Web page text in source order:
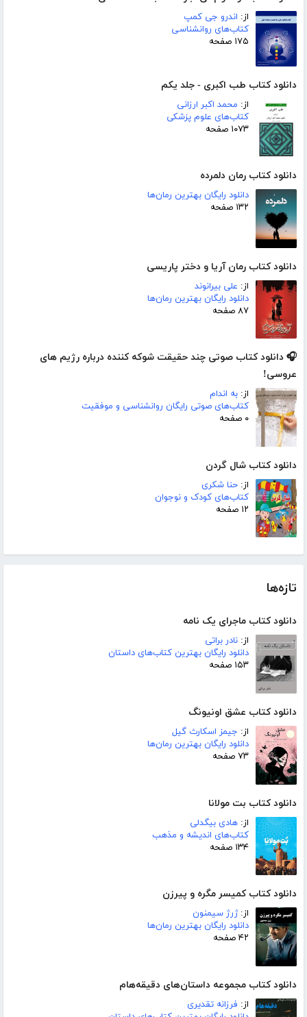
از: اندرو جی کمپ
کتاب‌های روانشناسی
۱۷۵ صفحه
دانلود کتاب طب اکبری - جلد یکم
از: محمد اکبر ارزانی
کتاب‌های علوم پزشکی
۱۰۷۳ صفحه
دانلود کتاب رمان دلمرده
دانلود رایگان بهترین رمان‌ها
۱۳۲ صفحه
دانلود کتاب رمان آریا و دختر پاریسی
از: علی بیرانوند
دانلود رایگان بهترین رمان‌ها
۸۷ صفحه
🎧 دانلود کتاب صوتی چند حقیقت شوکه کننده درباره رژیم های
عروسی!
از: به اندام
کتاب‌های صوتی رایگان روانشناسی و موفقیت
۰ صفحه
دانلود کتاب شال گردن
از: حنا شکری
کتاب‌های کودک و نوجوان
۱۲ صفحه
تازه‌ها
دانلود کتاب ماجرای یک نامه
از: نادر براتی
دانلود رایگان بهترین کتاب‌های داستان
۱۵۳ صفحه
دانلود کتاب عشق اونیونگ
از: جیمز اسکارث گیل
دانلود رایگان بهترین رمان‌ها
۷۳ صفحه
دانلود کتاب بت مولانا
از: هادی بیگدلی
کتاب‌های اندیشه و مذهب
۱۳۴ صفحه
دانلود کتاب کمیسر مگره و پیرزن
از:ژرژ سیمنون
دانلود رایگان بهترین رمان‌ها
۴۲ صفحه
دانلود کتاب مجموعه داستان‌های دقیقه‌هام
از: فرزانه تقدیری